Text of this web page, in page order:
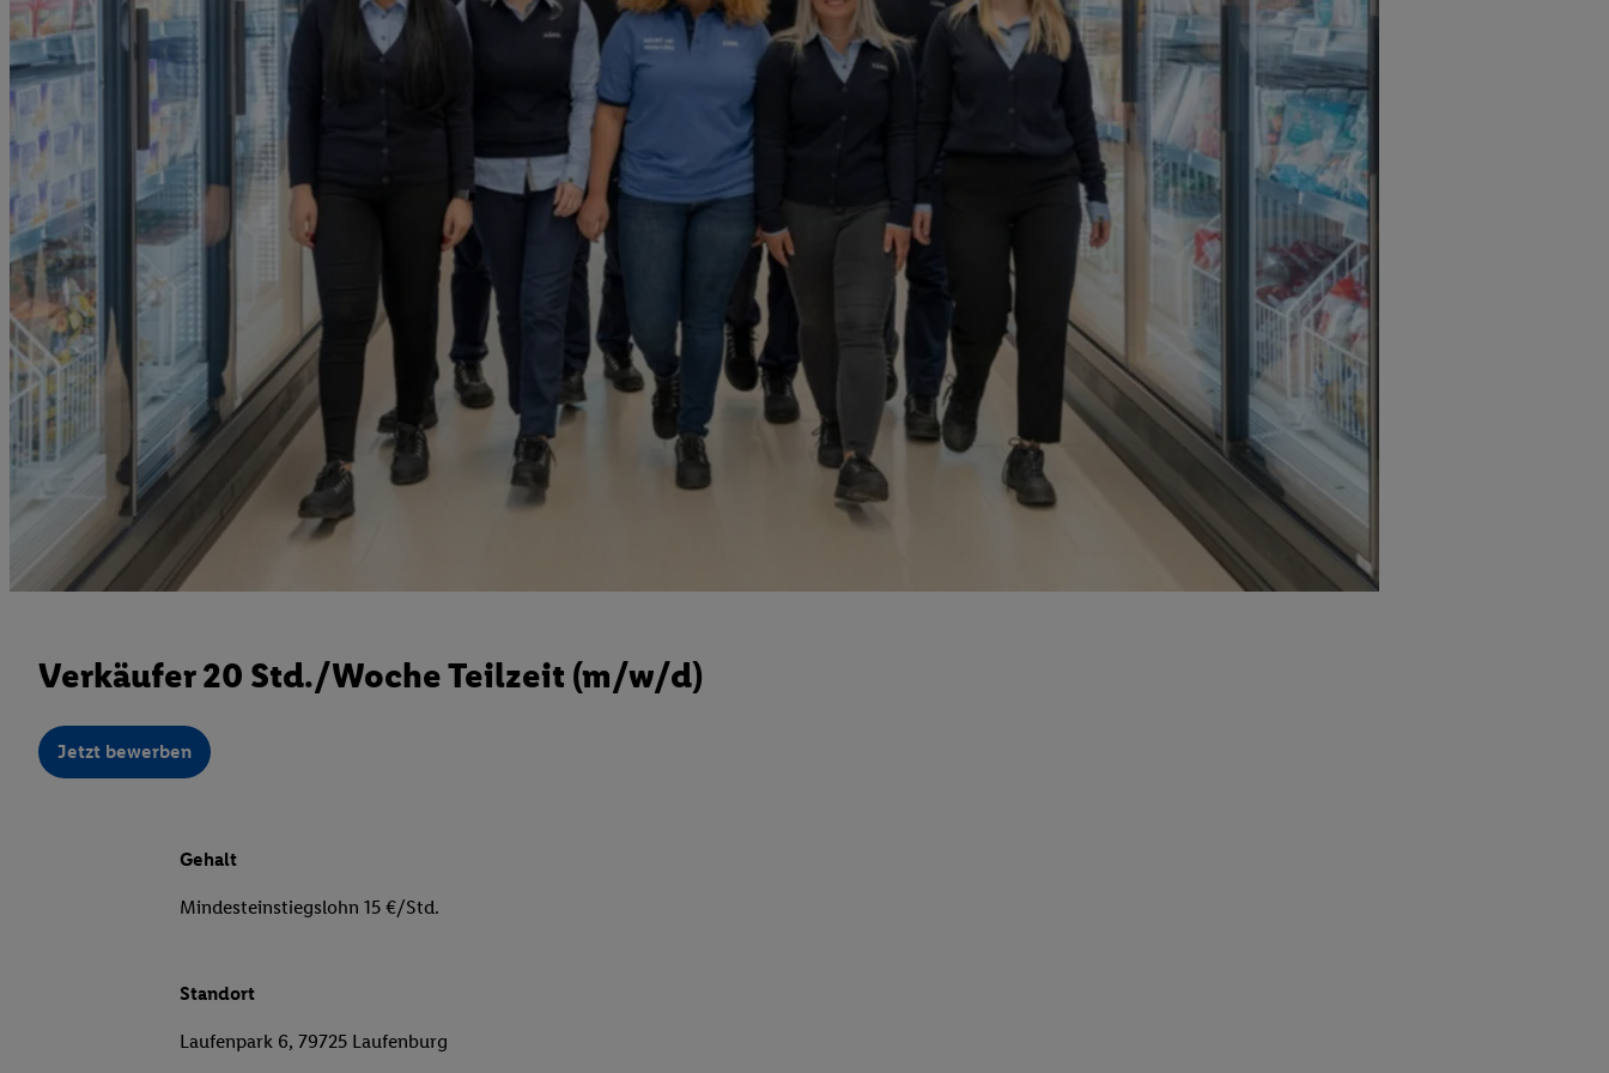
Verkäufer 20 Std./Woche Teilzeit (m/w/d)
Jetzt bewerben
Gehalt
Mindesteinstiegslohn 15 €/Std.
Standort
Laufenpark 6, 79725 Laufenburg